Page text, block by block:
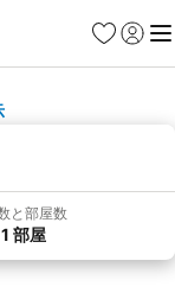
お気に入り
ログイ
メ
と部屋数
部屋